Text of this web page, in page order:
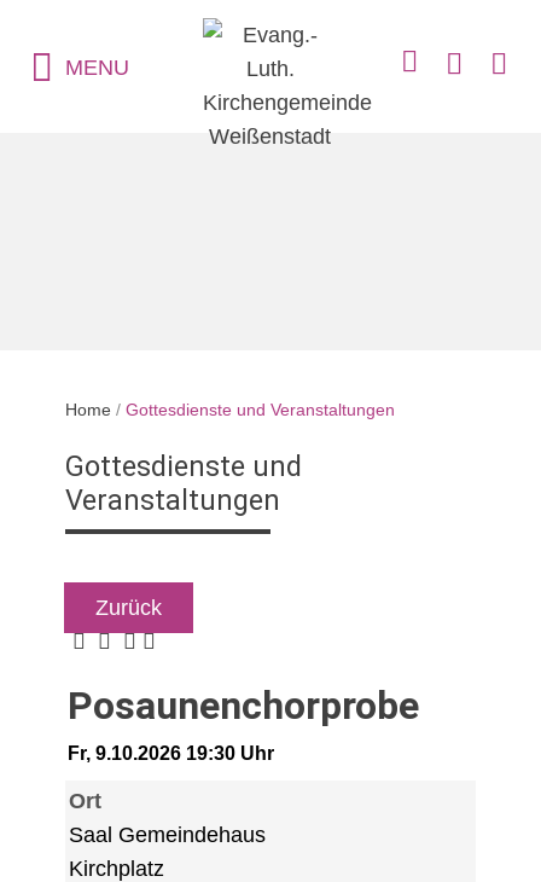
MENU
Home / Gottesdienste und Veranstaltungen
Gottesdienste und
Veranstaltungen
Zurück
Posaunenchorprobe
Fr, 9.10.2026 19:30 Uhr
Ort
Saal Gemeindehaus
Kirchplatz